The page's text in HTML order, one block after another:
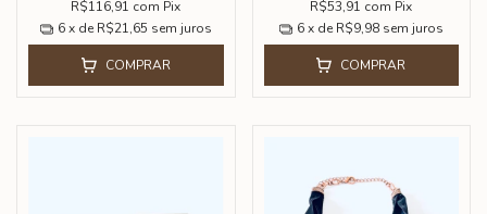
R$116,91 com Pix
6 x de R$21,65 sem juros
COMPRAR
R$53,91 com Pix
6 x de R$9,98 sem juros
COMPRAR